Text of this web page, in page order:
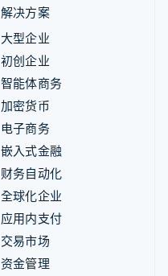
解决方案
大型企业
初创企业
智能体商务
加密货币
电子商务
嵌入式金融
财务自动化
全球化企业
应用内支付
交易市场
资金管理